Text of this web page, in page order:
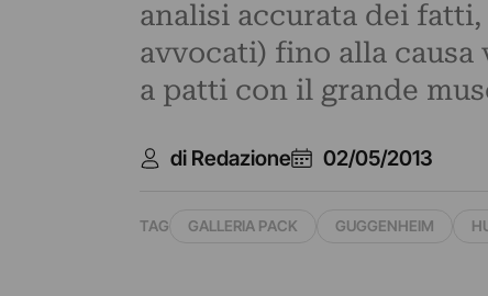
analisi accurata dei
avvocati) fino alla causa
a patti con il grande
di Redazione 02/05/2013
TAG GALLERIA PACK GUGGENHEIM